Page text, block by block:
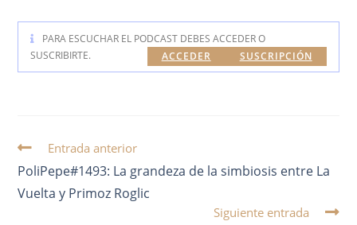
PARA ESCUCHAR EL PODCAST DEBES ACCEDER O
SUSCRIBIRTE.
SUSCRIPCIÓN
ACCEDER
Entrada anterior
PoliPepe#1493: La grandeza de la simbiosis entre La
Vuelta y Primoz Roglic
Siguiente entrada